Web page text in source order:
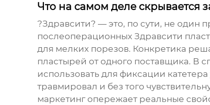
Что на самом деле скрывается
?Здравсити? — это, по сути, не один
послеоперационных Здравсити
для мелких порезов. Конкретика
пластырей от одного поставщика. В
использовать для фиксации
травмировал и без того
маркетинг опережает реальные